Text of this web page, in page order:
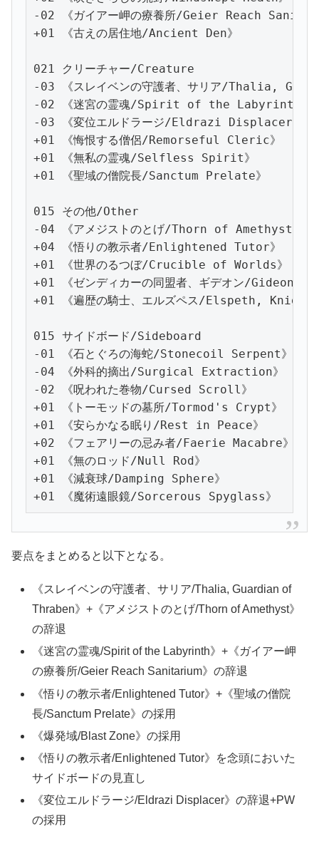
-02 《ガイアー岬の療養所/Geier Reach
+01 《古えの居住地/Ancient Den》
021 クリーチャー/Creature
-03 《スレイベンの守護者、サリア/Thalia,
-02 《迷宮の霊魂/Spirit of the Labyrinth》
-03 《変位エルドラージ/Eldrazi Displacer》
+01 《悔恨する僧侶/Remorseful Cleric》
+01 《無私の霊魂/Selfless Spirit》
+01 《聖域の僧院長/Sanctum Prelate》
015 その他/Other
-04 《アメジストのとげ/Thorn of Amethyst》
+04 《悟りの教示者/Enlightened Tutor》
+01 《世界のるつぼ/Crucible of Worlds》
+01 《ゼンディカーの同盟者、ギデオン/
+01 《遍歴の騎士、エルズペス/Elspeth,
015 サイドボード/Sideboard
-01 《石とぐろの海蛇/Stonecoil Serpent》
-04 《外科的摘出/Surgical Extraction》
-02 《呪われた巻物/Cursed Scroll》
+01 《トーモッドの墓所/Tormod's Crypt》
+01 《安らかなる眠り/Rest in Peace》
+02 《フェアリーの忌み者/Faerie Macabre》
+01 《無のロッド/Null Rod》
+01 《減衰球/Damping Sphere》
+01 《魔術遠眼鏡/Sorcerous Spyglass》
要点をまとめると以下となる。
《スレイベンの守護者、サリア/Thalia, Guardian of
Thraben》+《アメジストのとげ/Thorn of Amethyst》
の辞退
《迷宮の霊魂/Spirit of the Labyrinth》+《ガイアー岬
の療養所/Geier Reach Sanitarium》の辞退
《悟りの教示者/Enlightened Tutor》+《聖域の僧院
長/Sanctum Prelate》の採用
《爆発域/Blast Zone》の採用
《悟りの教示者/Enlightened Tutor》を念頭においた
サイドボードの見直し
《変位エルドラージ/Eldrazi Displacer》の辞退+PW
の採用